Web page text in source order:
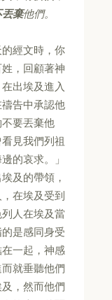
棄他們。
經文時，你
，回顧著神
出埃及進入
告中承認他
要丟棄他
見我們列祖
的哀求。」
及的帶領，
在埃及受到
人在埃及當
是感同身受
一起，神感
就垂聽他們
，然而他們